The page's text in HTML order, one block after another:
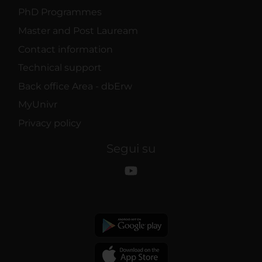
PhD Programmes
Master and Post Lauream
Contact information
Technical support
Back office Area - dbErw
MyUnivr
Privacy policy
Segui su